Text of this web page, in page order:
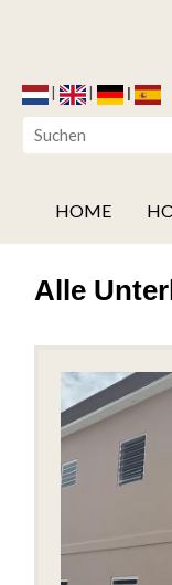
HOME
Alle